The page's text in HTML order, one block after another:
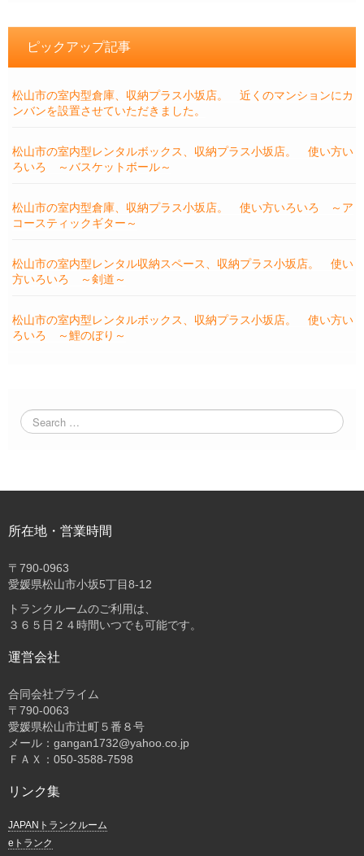
ピックアップ記事
松山市の室内型倉庫、収納プラス小坂店。 近くのマンションにカ
ンバンを設置させていただきました。
松山市の室内型レンタルボックス、収納プラス小坂店。 使い方い
ろいろ ～バスケットボール～
松山市の室内型倉庫、収納プラス小坂店。 使い方いろいろ ～ア
コースティックギター～
松山市の室内型レンタル収納スペース、収納プラス小坂店。 使い
方いろいろ ～剣道～
松山市の室内型レンタルボックス、収納プラス小坂店。 使い方い
ろいろ ～鯉のぼり～
所在地・営業時間
〒 790-0963
愛媛県松山市小坂5丁目8-12
トランクルームのご利用は、
３６５日２４時間いつでも可能です。
運営会社
合同会社プライム
〒 790-0063
愛媛県松山市辻町５番８号
メール：gangan1732@yahoo.co.jp
ＦＡＸ：050-3588-7598
リンク集
JAPANトランクルーム
eトランク